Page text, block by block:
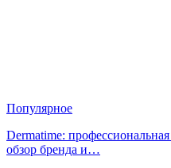
Популярное
Dermatime:
обзор бренда и…